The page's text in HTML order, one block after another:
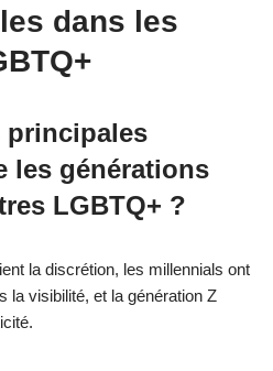
dans les
principales
les générations
LGBTQ+ ?
la discrétion, les millennials ont
la visibilité, et la génération Z